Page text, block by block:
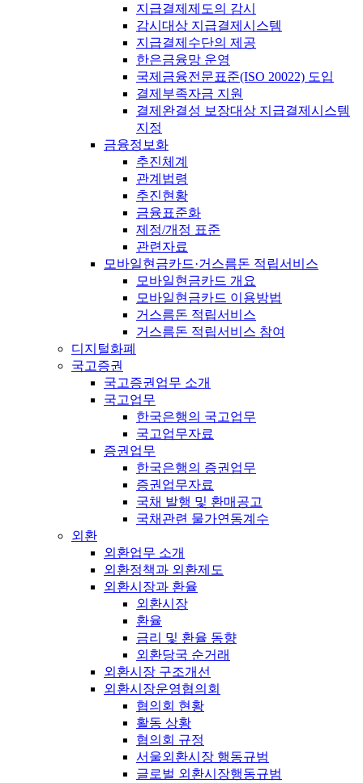
지급결제제도의 감시
감시대상 지급결제시스템
지급결제수단의 제공
한은금융망 운영
국제금융전문표준(ISO 20022) 도입
결제부족자금 지원
결제완결성 보장대상 지급결제시스템
지정
금융정보화
추진체계
관계법령
추진현황
금융표준화
제정/개정 표준
관련자료
모바일현금카드·거스름돈 적립서비스
모바일현금카드 개요
모바일현금카드 이용방법
거스름돈 적립서비스
거스름돈 적립서비스 참여
디지털화폐
국고증권
국고증권업무 소개
국고업무
한국은행의 국고업무
국고업무자료
증권업무
한국은행의 증권업무
증권업무자료
국채 발행 및 환매공고
국채관련 물가연동계수
외환
외환업무 소개
외환정책과 외환제도
외환시장과 환율
외환시장
환율
금리 및 환율 동향
외환당국 순거래
외환시장 구조개선
외환시장운영협의회
협의회 현황
활동 상황
협의회 규정
서울외환시장 행동규범
글로벌 외환시장행동규범